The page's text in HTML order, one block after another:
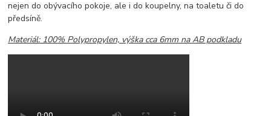
nejen do obývacího pokoje, ale i do koupelny, na toaletu či do
předsíně.
Materiál: 100% Polypropylen, výška cca 6mm na AB podkladu